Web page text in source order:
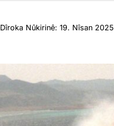
Dîroka Nûkirinê: 19. Nîsan 2025